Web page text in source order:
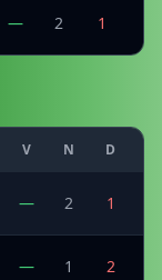
— 2 1
V N D
— 2 1
— 1 2